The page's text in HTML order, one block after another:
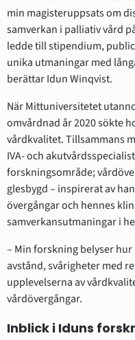
min magisteruppsats om
samverkan i palliativ vård
ledde till stipendium,
unika utmaningar med
berättar Idun Winqvist.
När Mittuniversitetet
omvårdnad år 2020 sökte
vårdkvalitet. Tillsammans
IVA- och
forskningsområde;
glesbygd – inspirerat av
övergångar och hennes
samverkansutmaningar i
– Min forskning belyser
avstånd, svårigheter med
upplevelserna av
vårdövergångar.
Inblick i Iduns